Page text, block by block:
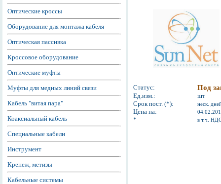
Оптические кроссы
Оборудование для монтажа кабеля
Оптическая пассивка
Кроссовое оборудование
Оптические муфты
Муфты для медных линий связи
Кабель "витая пара"
Коаксиальный кабель
Специальные кабели
Инструмент
Крепеж, метизы
Кабельные системы
Статус: Под
Ед.изм.:
шт
Срок пост. (*):
неск.
Цена на:
* в т.ч.